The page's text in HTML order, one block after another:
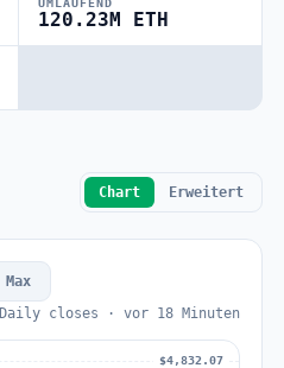
UMLAUFEND
120.23M ETH
Chart Erweitert
Max
Daily closes · vor 18 Minuten
$4,832.07